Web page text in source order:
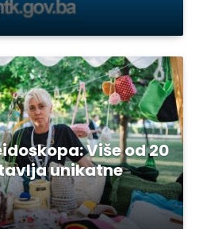
Više od 20
unikatne